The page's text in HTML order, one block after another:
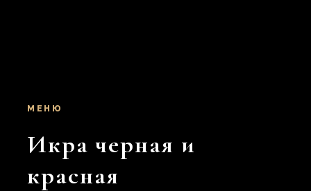
МЕНЮ
Икра черная и
красная